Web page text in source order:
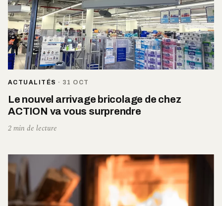
ACTUALITÉS · 31 OCT
Le nouvel arrivage bricolage de chez
ACTION va vous surprendre
2 min de lecture